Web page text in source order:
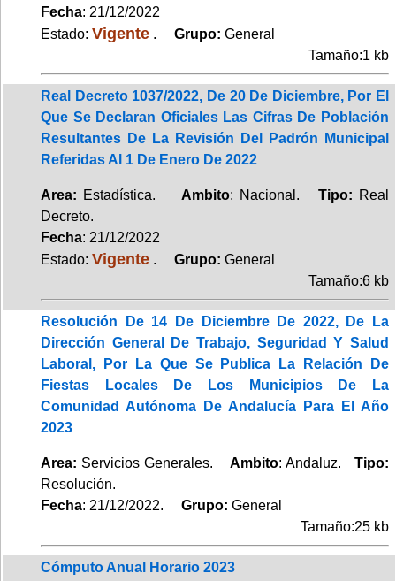
Fecha: 21/12/2022
Estado: Vigente . Grupo: General
Tamaño:1 kb
Real Decreto 1037/2022, De 20 De Diciembre, Por El
Que Se Declaran Oficiales Las Cifras De Población
Resultantes De La Revisión Del Padrón Municipal
Referidas Al 1 De Enero De 2022
Area: Estadística. Ambito: Nacional. Tipo: Real
Decreto.
Fecha: 21/12/2022
Estado: Vigente . Grupo: General
Tamaño:6 kb
Resolución De 14 De Diciembre De 2022, De La
Dirección General De Trabajo, Seguridad Y Salud
Laboral, Por La Que Se Publica La Relación De
Fiestas Locales De Los Municipios De La
Comunidad Autónoma De Andalucía Para El Año
2023
Area: Servicios Generales.Ambito: Andaluz.Tipo:
Resolución.
Fecha: 21/12/2022. Grupo: General
Tamaño:25 kb
Cómputo Anual Horario 2023